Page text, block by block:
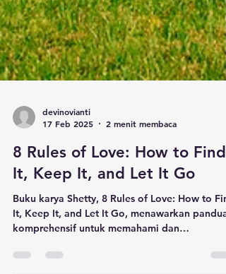
17 Feb 2025
2 menit membaca
8 Rules of Love: How to Find
It, Keep It, and Let It Go
Buku karya Shetty, 8 Rules of Love: How to
komprehensif untuk memahami dan